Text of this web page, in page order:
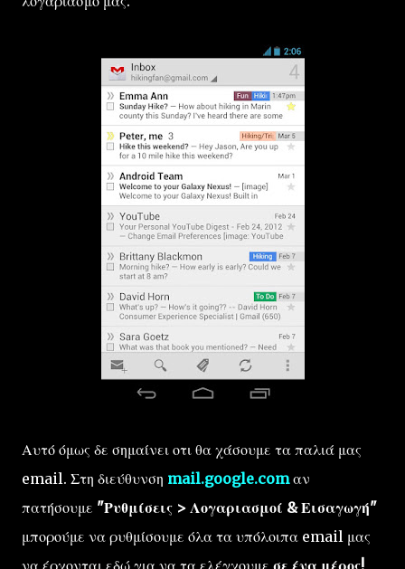
Αυτό όμως δε σημαίνει οτι θα χάσουμε τα παλιά μας
email. Στη διεύθυνση mail.google.comαν
πατήσουμε "Ρυθμίσεις > Λογαριασμοί & Εισαγωγή"
μπορούμε να ρυθμίσουμε όλα τα υπόλοιπα email μας
να έρχονται εδώ για να τα ελέγχουμε σε ένα μέρος!